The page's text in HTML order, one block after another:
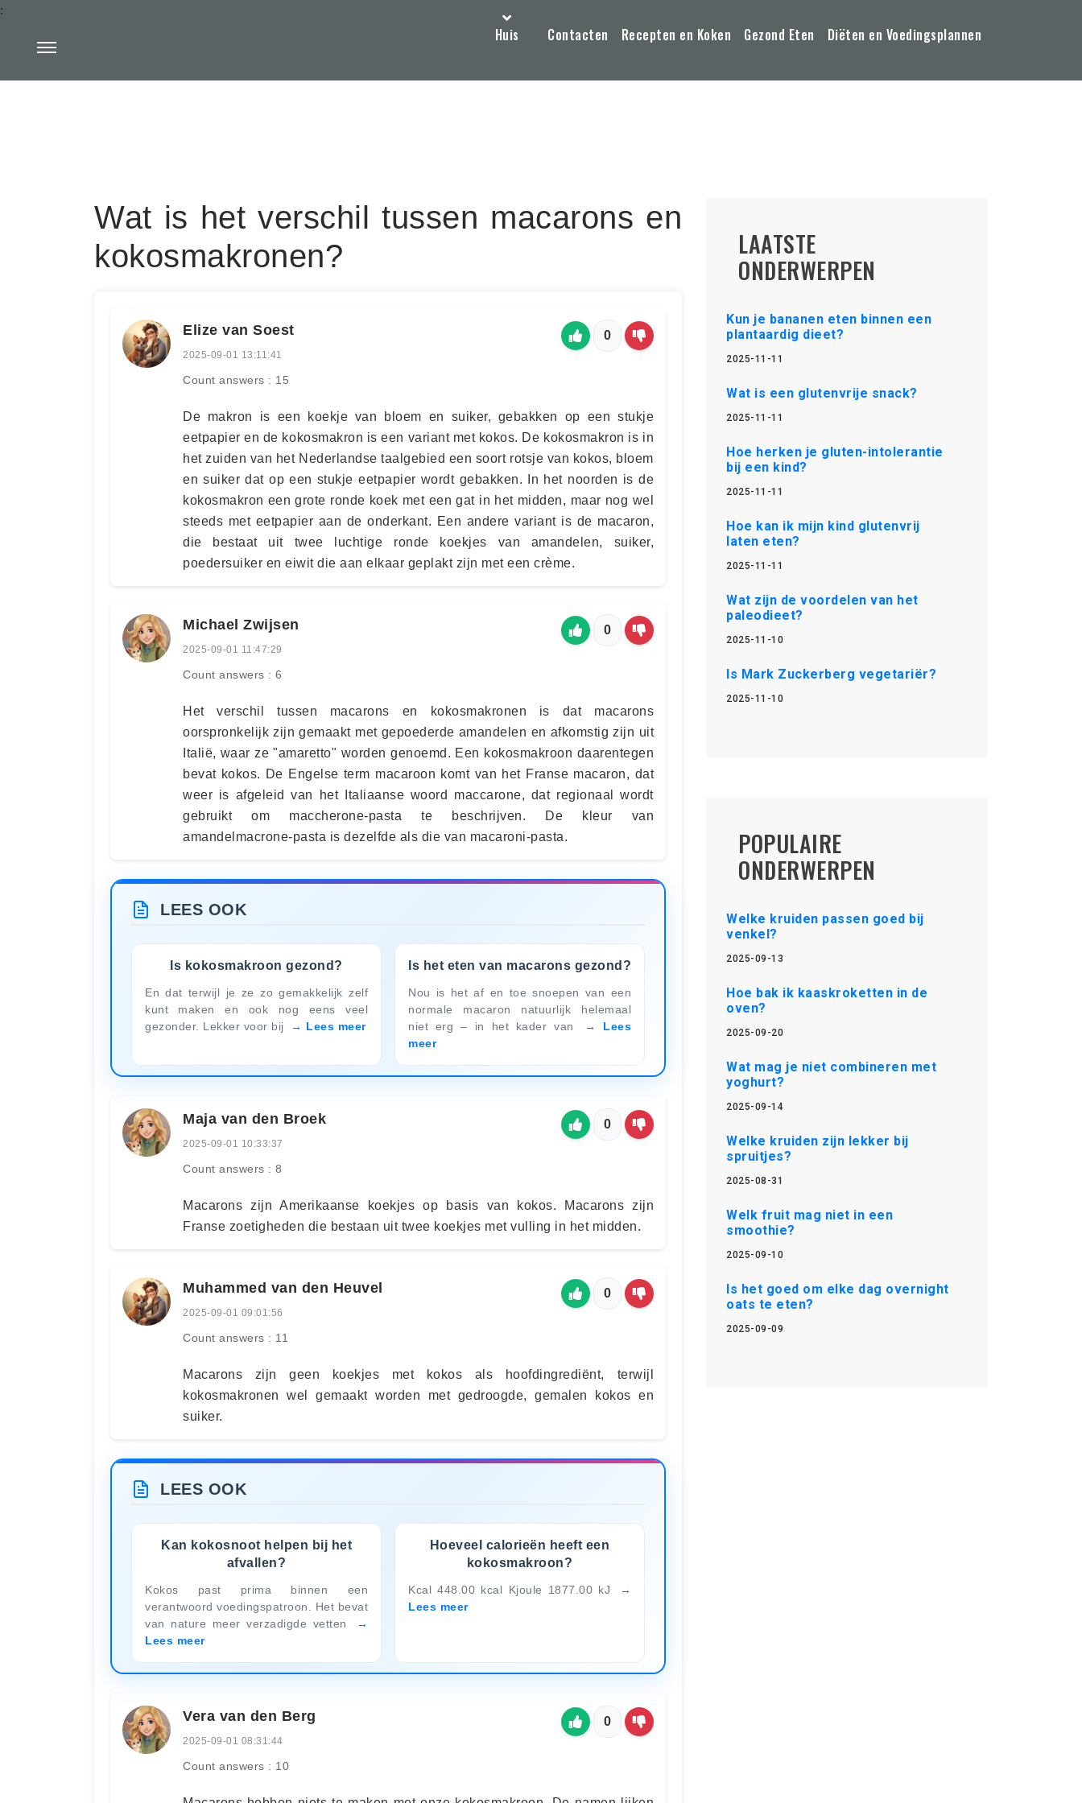
Huis Contacten Recepten en Koken Gezond Eten Diëten en Voedingsplannen
:
Wat is het verschil tussen macarons en
kokosmakronen?
Elize van Soest
2025-09-01 13:11:41
Count answers : 15
0
De makron is een koekje van bloem en suiker, gebakken op een stukje
eetpapier en de kokosmakron is een variant met kokos. De kokosmakron is in
het zuiden van het Nederlandse taalgebied een soort rotsje van kokos, bloem
en suiker dat op een stukje eetpapier wordt gebakken. In het noorden is de
kokosmakron een grote ronde koek met een gat in het midden, maar nog wel
steeds met eetpapier aan de onderkant. Een andere variant is de macaron,
die bestaat uit twee luchtige ronde koekjes van amandelen, suiker,
poedersuiker en eiwit die aan elkaar geplakt zijn met een crème.
Michael Zwijsen
2025-09-01 11:47:29
Count answers : 6
0
Het verschil tussen macarons en kokosmakronen is dat macarons
oorspronkelijk zijn gemaakt met gepoederde amandelen en afkomstig zijn uit
Italië, waar ze "amaretto" worden genoemd. Een kokosmakroon daarentegen
bevat kokos. De Engelse term macaroon komt van het Franse macaron, dat
weer is afgeleid van het Italiaanse woord maccarone, dat regionaal wordt
gebruikt om maccherone-pasta te beschrijven. De kleur van
amandelmacrone-pasta is dezelfde als die van macaroni-pasta.
LEES OOK
Is kokosmakroon gezond?
En dat terwijl je ze zo gemakkelijk zelf
kunt maken en ook nog eens veel
gezonder. Lekker voor bij
Lees meer
Is het eten van macarons gezond?
Nou is het af en toe snoepen van een
normale macaron natuurlijk helemaal
niet erg – in het kader van
Lees
meer
Maja van den Broek
2025-09-01 10:33:37
Count answers : 8
0
Macarons zijn Amerikaanse koekjes op basis van kokos. Macarons zijn
Franse zoetigheden die bestaan uit twee koekjes met vulling in het midden.
Muhammed van den Heuvel
2025-09-01 09:01:56
Count answers : 11
0
Macarons zijn geen koekjes met kokos als hoofdingrediënt, terwijl
kokosmakronen wel gemaakt worden met gedroogde, gemalen kokos en
suiker.
LEES OOK
Kan kokosnoot helpen bij het
afvallen?
Kokos past prima binnen een
verantwoord voedingspatroon. Het bevat
van nature meer verzadigde vetten
Lees meer
Hoeveel calorieën heeft een
kokosmakroon?
Kcal 448.00 kcal Kjoule 1877.00 kJ
Lees meer
Vera van den Berg
2025-09-01 08:31:44
Count answers : 10
0
LAATSTE
ONDERWERPEN
Kun je bananen eten binnen een
plantaardig dieet?
2025-11-11
Wat is een glutenvrije snack?
2025-11-11
Hoe herken je gluten-intolerantie
bij een kind?
2025-11-11
Hoe kan ik mijn kind glutenvrij
laten eten?
2025-11-11
Wat zijn de voordelen van het
paleodieet?
2025-11-10
Is Mark Zuckerberg vegetariër?
2025-11-10
POPULAIRE
ONDERWERPEN
Welke kruiden passen goed bij
venkel?
2025-09-13
Hoe bak ik kaaskroketten in de
oven?
2025-09-20
Wat mag je niet combineren met
yoghurt?
2025-09-14
Welke kruiden zijn lekker bij
spruitjes?
2025-08-31
Welk fruit mag niet in een
smoothie?
2025-09-10
Is het goed om elke dag overnight
oats te eten?
2025-09-09